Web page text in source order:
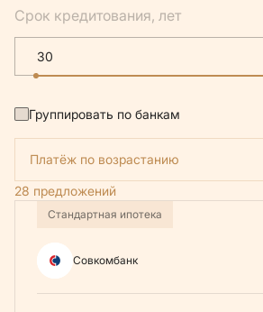
Срок кредитования, лет
Группировать по банкам
Платёж по возрастанию
28 предложений
Стандартная ипотека
Совкомбанк